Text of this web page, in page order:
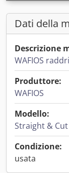
Dati della
Descrizione
WAFIOS
Produttore:
WAFIOS
Modello:
Straight & Cut
Condizione:
usata